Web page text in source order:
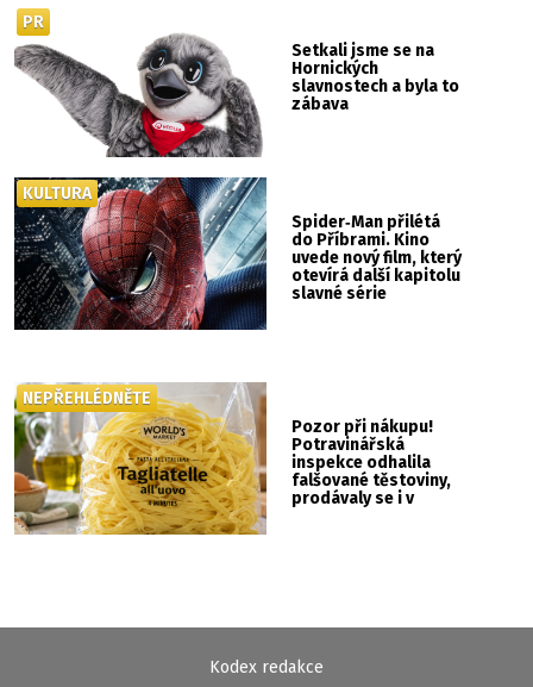
Setkali jsme se na
Hornických
slavnostech a byla to
zábava
PR
Spider‑Man přilétá
do Příbrami. Kino
uvede nový film, který
otevírá další kapitolu
slavné série
KULTURA
Pozor při nákupu!
Potravinářská
inspekce odhalila
falšované těstoviny,
prodávaly se i v
NEPŘEHLÉDNĚTE
Kodex redakce